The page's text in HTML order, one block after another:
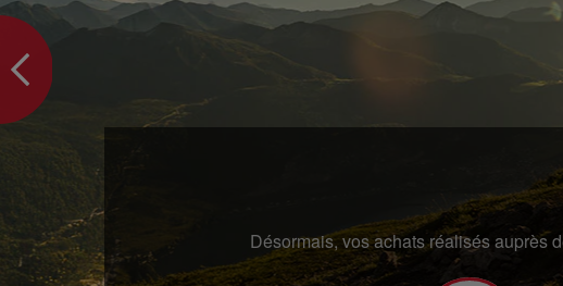
Désormais, vos achats réalisés auprès